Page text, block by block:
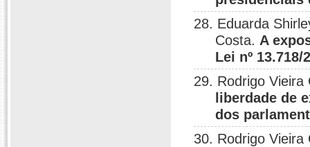
28. Eduarda
Costa. A
Lei nº 13.718/
29. Rodrigo
liberdade de
dos
30. Rodrigo